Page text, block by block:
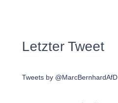
Letzter Tweet
Tweets by @MarcBernhardAfD